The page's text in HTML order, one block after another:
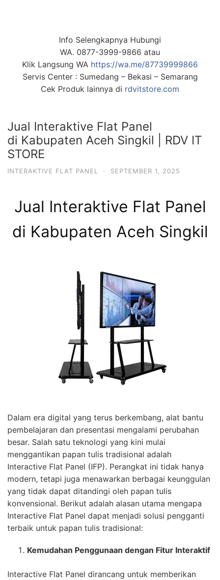
Info Selengkapnya Hubungi
WA. 0877-3999-9866 atau
Klik Langsung WA https://wa.me/87739999866
Servis Center : Sumedang – Bekasi – Semarang
Cek Produk lainnya di rdvitstore.com
Jual Interaktive Flat Panel
di Kabupaten Aceh Singkil | RDV IT
STORE
INTERAKTIVE FLAT PANEL · SEPTEMBER 1, 2025
Jual Interaktive Flat Panel
di Kabupaten Aceh Singkil
Dalam era digital yang terus berkembang, alat bantu
pembelajaran dan presentasi mengalami perubahan
besar. Salah satu teknologi yang kini mulai
menggantikan papan tulis tradisional adalah
Interactive Flat Panel (IFP). Perangkat ini tidak hanya
modern, tetapi juga menawarkan berbagai keunggulan
yang tidak dapat ditandingi oleh papan tulis
konvensional. Berikut adalah alasan utama mengapa
Interactive Flat Panel dapat menjadi solusi pengganti
terbaik untuk papan tulis tradisional:
Kemudahan Penggunaan dengan Fitur Interaktif
Interactive Flat Panel dirancang untuk memberikan